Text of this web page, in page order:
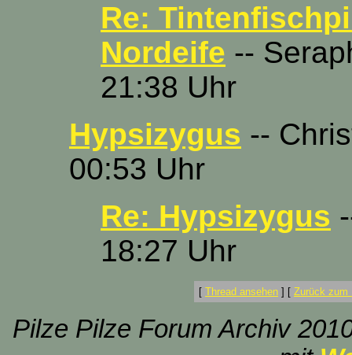
Re:
Nordeife --
21:38 Uhr
Hypsizygus --
00:53 Uhr
Re: Hypsizygus
18:27 Uhr
[ Thread ansehen ] [ Zurück zum
Pilze Pilze Forum Archiv